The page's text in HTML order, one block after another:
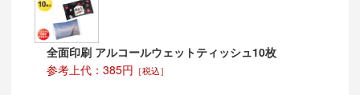
全面印刷 アルコールウェットティッシュ10枚
参考上代：385円 ［税込］